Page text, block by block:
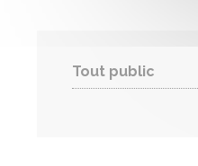
Tout public